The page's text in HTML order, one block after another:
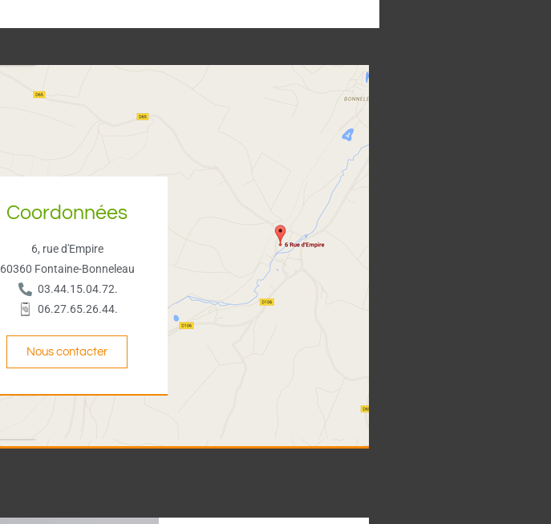
Coordonnées
6, rue d'Empire
60360 Fontaine-Bonneleau
03.44.15.04.72.
06.27.65.26.44.
Nous contacter